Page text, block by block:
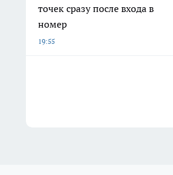
точек сразу после входа в
номер
19:55